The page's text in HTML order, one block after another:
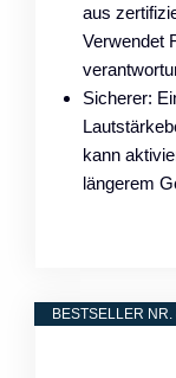
aus
Verwendet
Sicherer:
kann
längerem
BESTSELLER NR.